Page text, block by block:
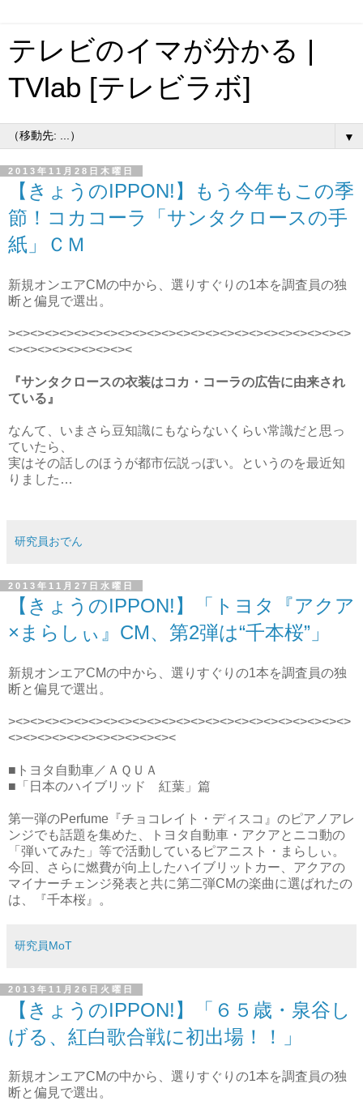
テレビのイマが分かる |
TVlab [テレビラボ]
▼
2013年11月28日木曜日
【きょうのIPPON!】もう今年もこの季
節！コカコーラ「サンタクロースの手
紙」ＣＭ
新規オンエアCMの中から、選りすぐりの1本を調査員の独
断と偏見で選出。
><><><><><><><><><><><><><><><><><><><><><><><>
<><><><><><><><><
『サンタクロースの衣装はコカ・コーラの広告に由来され
ている』
なんて、いまさら豆知識にもならないくらい常識だと思っ
ていたら、
実はその話しのほうが都市伝説っぽい。というのを最近知
りました…
研究員おでん
2013年11月27日水曜日
【きょうのIPPON!】「トヨタ『アクア
×まらしぃ』CM、第2弾は“千本桜”」
新規オンエアCMの中から、選りすぐりの1本を調査員の独
断と偏見で選出。
><><><><><><><><><><><><><><><><><><><><><><><>
<><><><><><><><><><><><
■トヨタ自動車／ＡＱＵＡ
■「日本のハイブリッド 紅葉」篇
第一弾のPerfume『チョコレイト・ディスコ』のピアノアレ
ンジでも話題を集めた、トヨタ自動車・アクアとニコ動の
「弾いてみた」等で活動しているピアニスト・まらしぃ。
今回、さらに燃費が向上したハイブリットカー、アクアの
マイナーチェンジ発表と共に第二弾CMの楽曲に選ばれたの
は、『千本桜』。
研究員MoT
2013年11月26日火曜日
【きょうのIPPON!】「６５歳・泉谷し
げる、紅白歌合戦に初出場！！」
新規オンエアCMの中から、選りすぐりの1本を調査員の独
断と偏見で選出。